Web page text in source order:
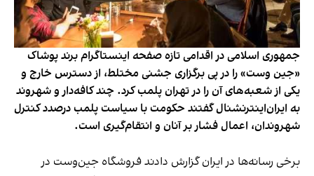
جمهوری اسلامی در اقدامی تازه صفحه اینستاگرام برند پوشاک
«جین وست» را در پی برگزاری جشنی مختلط، از دسترس خارج و
یکی از شعبه‌های آن را در تهران پلمب کرد. چند کافه‌‌دار و شهروند
به ایران‌اینترنشنال گفتند حکومت با سیاست پلمب درصدد کنترل
شهروندان، اعمال فشار بر آنان و انتقام‌گیری است.
برخی رسانه‌ها در ایران گزارش دادند فروشگاه جین‌وست در